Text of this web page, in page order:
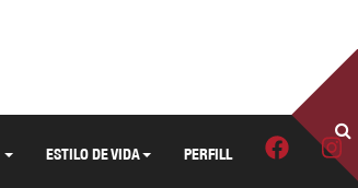
ESTILO DE VIDA PERFILL